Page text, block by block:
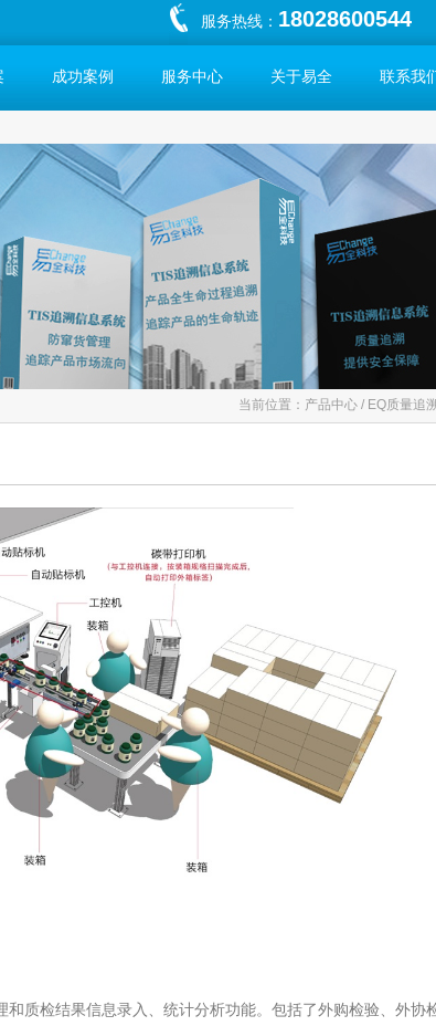
服务热线： 18028600544
成功案例 服务中心 关于易全 联系我
当前位置：产品中心 / EQ质量追
质检结果信息录入、统计分析功能。包括了外购检验、外协